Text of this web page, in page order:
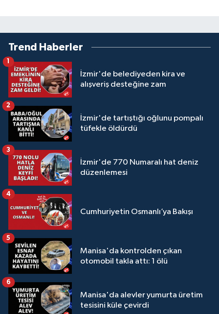
Trend Haberler
İzmir'de belediyeden kira ve
alışveriş desteğine zam
1
İzmir'de tartıştığı oğlunu pompalı
tüfekle öldürdü
2
İzmir'de 770 Numaralı hat deniz
düzenlemesi
3
Cumhuriyetin Osmanlı’ya Bakışı
4
Manisa'da kontrolden çıkan
otomobil takla attı: 1 ölü
5
Manisa'da alevler yumurta üretim
tesisini küle çevirdi
6